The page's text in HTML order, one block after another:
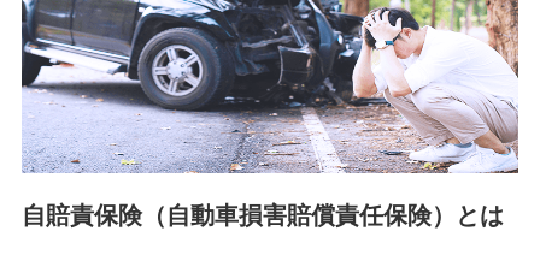
株式会社ドコモ・インシュアランス 営業部長
〒103-0013 東京都中央区日本橋人形町2-14-10 アーバン
ネット日本橋ビル 3F
株式会社ドコモ・インシュアランス
個人情報の第三者提供について
除き、第三者に提供いたしません。
自賠責保険（自動車損害賠償責任保険）とは